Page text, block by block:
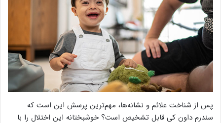
پس از شناخت علائم و نشانه‌ها، مهم‌ترین پرسش این است که
سندرم داون کی قابل تشخیص است؟ خوشبختانه این اختلال را با